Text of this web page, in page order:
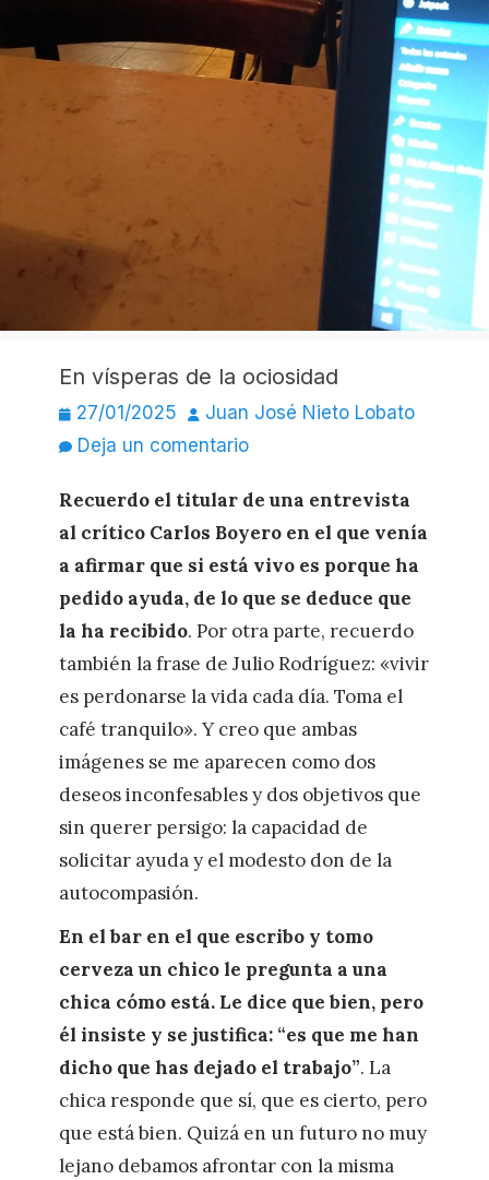
En vísperas de la ociosidad
Publicado
el
27/01/2025 Autor
Juan José Nieto Lobato
Deja un comentario
Recuerdo el titular de una entrevista
al crítico Carlos Boyero en el que venía
a afirmar que si está vivo es porque ha
pedido ayuda, de lo que se deduce que
la ha recibido. Por otra parte, recuerdo
también la frase de Julio Rodríguez: «vivir
es perdonarse la vida cada día. Toma el
café tranquilo». Y creo que ambas
imágenes se me aparecen como dos
deseos inconfesables y dos objetivos que
sin querer persigo: la capacidad de
solicitar ayuda y el modesto don de la
autocompasión.
En el bar en el que escribo y tomo
cerveza un chico le pregunta a una
chica cómo está. Le dice que bien, pero
él insiste y se justifica: “es que me han
dicho que has dejado el trabajo”. La
chica responde que sí, que es cierto, pero
que está bien. Quizá en un futuro no muy
lejano debamos afrontar con la misma